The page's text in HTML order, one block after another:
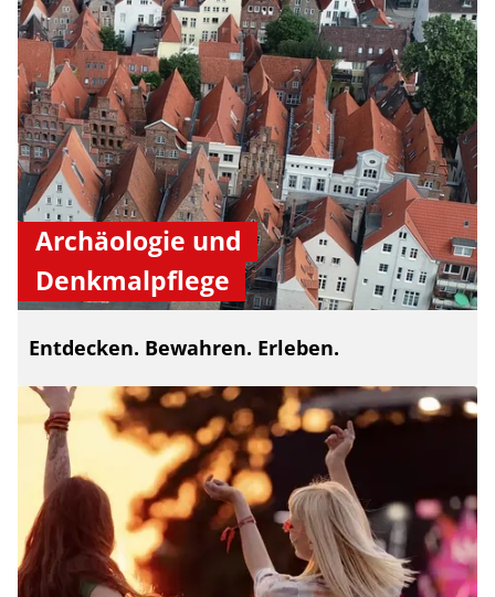
Archäologie und
Denkmalpflege
Entdecken. Bewahren. Erleben.